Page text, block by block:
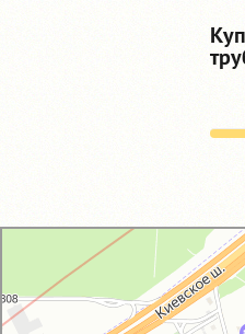
GM-City&VAG-Repair
Автосервис, автотехцентр в Москве
Магазин автозапчастей и